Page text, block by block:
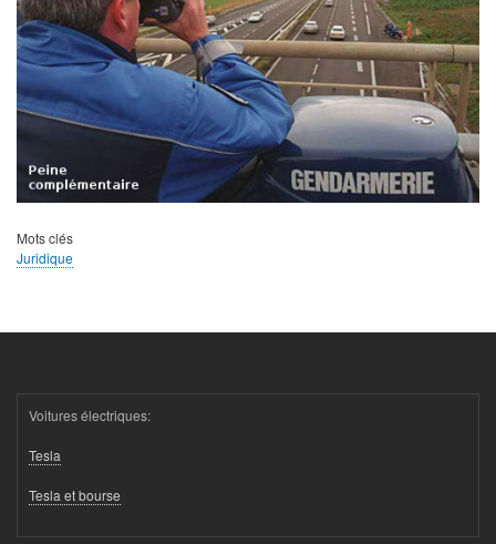
Mots clés
Juridique
Voitures électriques:
Tesla
Tesla et bourse